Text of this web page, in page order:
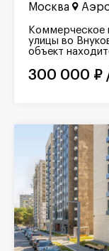
Москва
Коммерческое
улицы во
объект
300 000 ₽